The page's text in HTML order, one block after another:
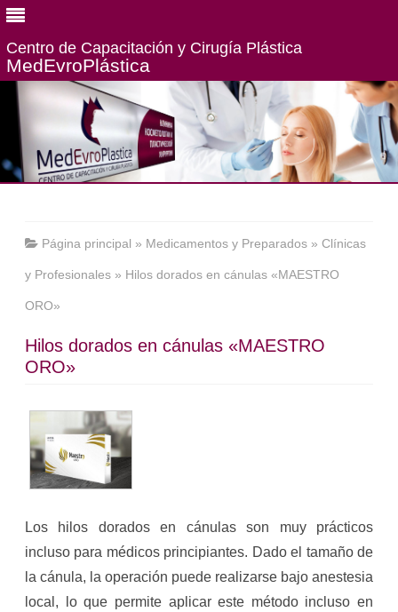
Centro de Capacitación y Cirugía Plástica
MedEvroPlástiсa
Página principal » Medicamentos y Preparados » Clínicas
y Profesionales » Hilos dorados en cánulas «MAESTRO
ORO»
Hilos dorados en cánulas «MAESTRO
ORO»
Los hilos dorados en cánulas son muy prácticos
incluso para médicos principiantes. Dado el tamaño de
la cánula, la operación puede realizarse bajo anestesia
local, lo que permite aplicar este método incluso en